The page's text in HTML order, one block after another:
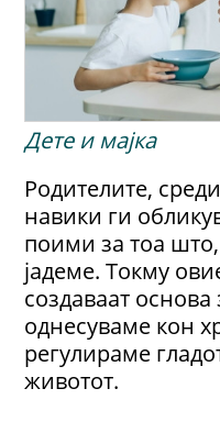
Дете и мајка
Родителите,
навики ги
поими за тоа што,
јадеме. Токму
создаваат основа
однесуваме кон
регулираме
животот.